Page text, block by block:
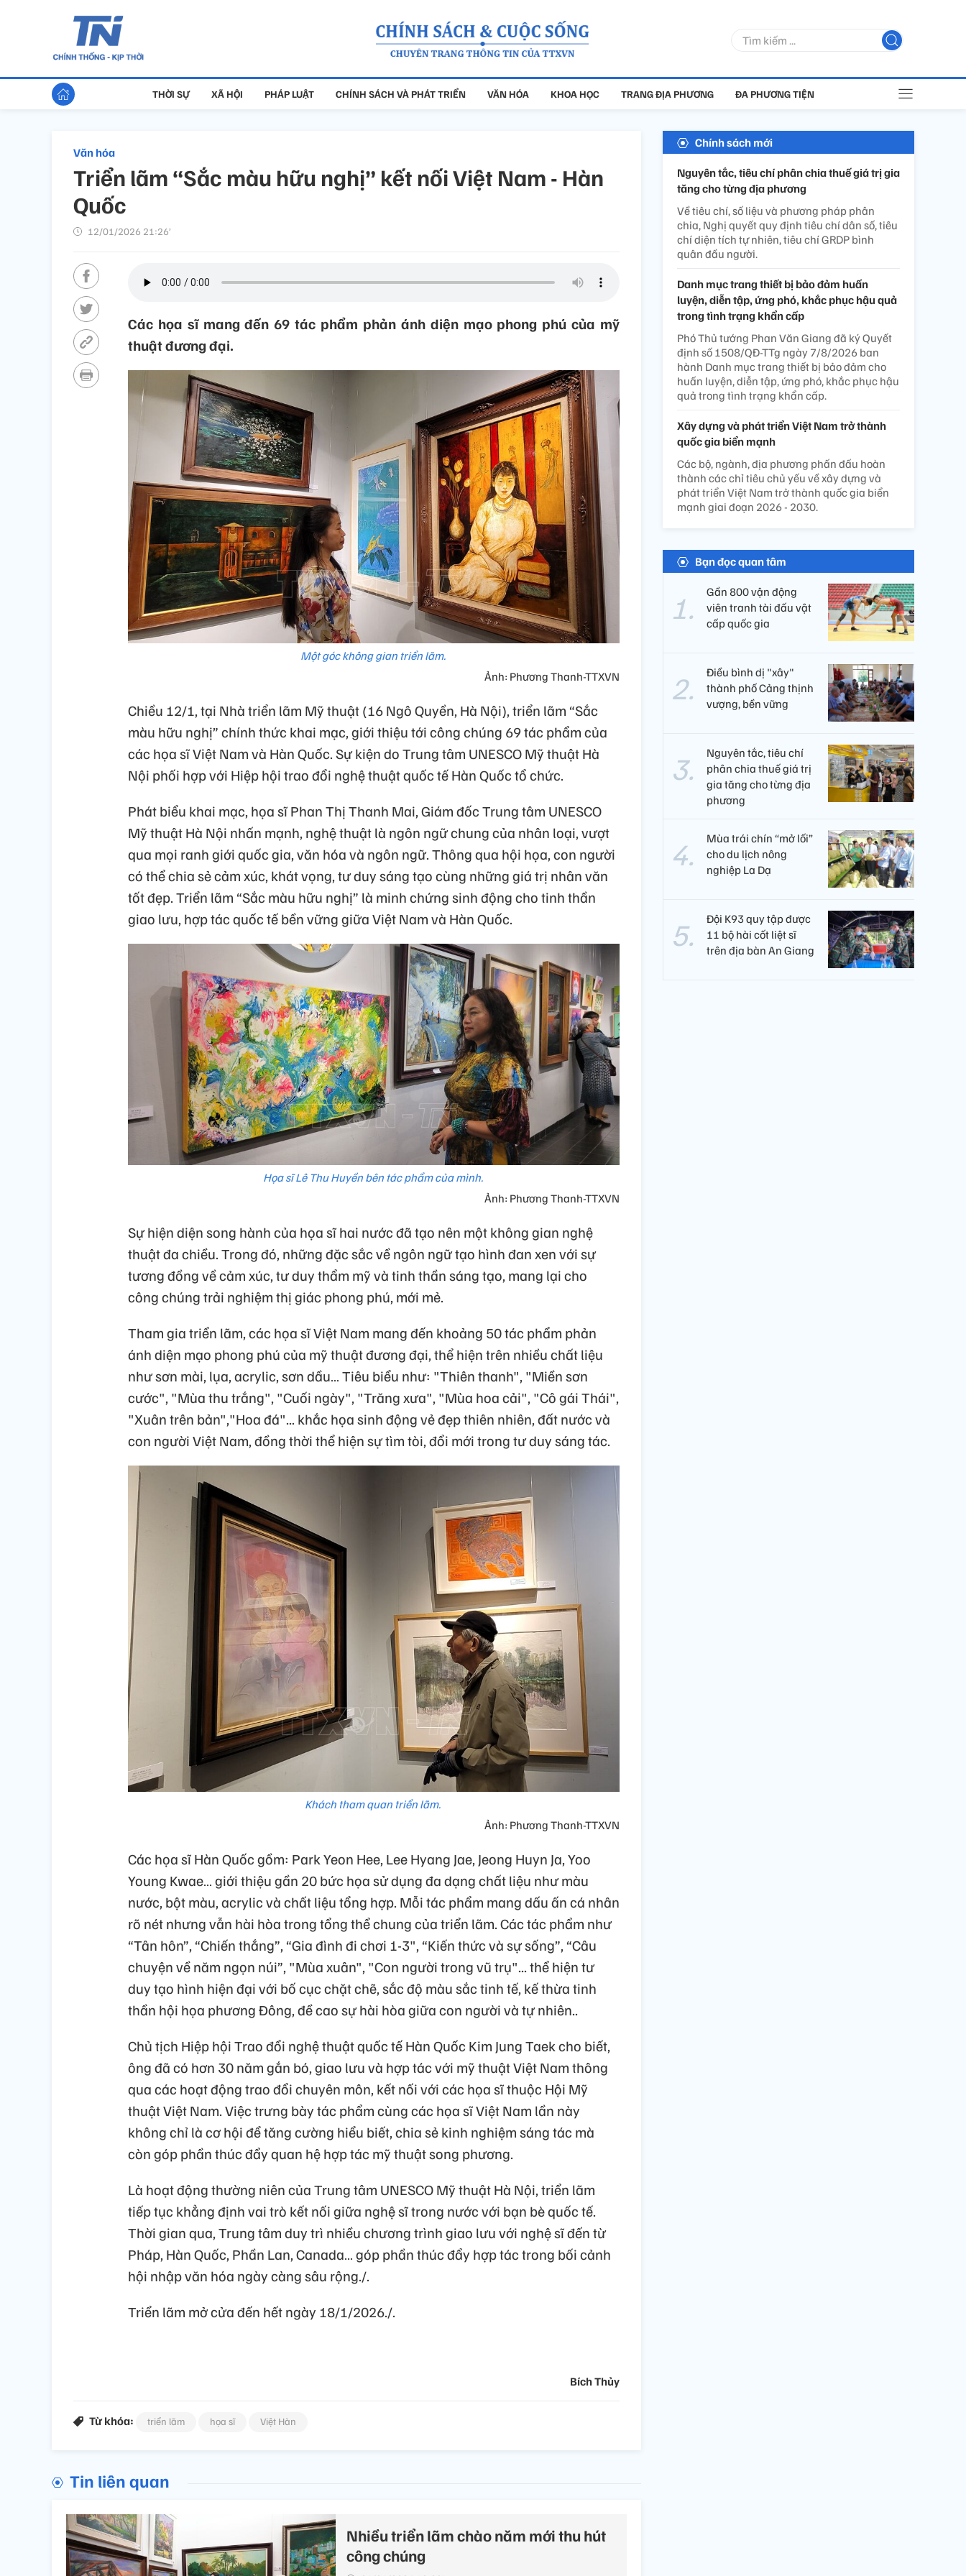
THỜI SỰ XÃ HỘI PHÁP LUẬT CHÍNH SÁCH VÀ PHÁT TRIỂN VĂN HÓA KHOA HỌC TRANG ĐỊA PHƯƠNG ĐA PHƯƠNG TIỆN
Văn hóa
Triển lãm “Sắc màu hữu nghị” kết nối Việt Nam - Hàn
Quốc
12/01/2026 21:26’
Các họa sĩ mang đến 69 tác phẩm phản ánh diện mạo phong phú của mỹ
thuật đương đại.
Một góc không gian triển lãm.
Ảnh: Phương Thanh-TTXVN
Chiều 12/1, tại Nhà triển lãm Mỹ thuật (16 Ngô Quyền, Hà Nội), triển lãm “Sắc
màu hữu nghị” chính thức khai mạc, giới thiệu tới công chúng 69 tác phẩm của
các họa sĩ Việt Nam và Hàn Quốc. Sự kiện do Trung tâm UNESCO Mỹ thuật Hà
Nội phối hợp với Hiệp hội trao đổi nghệ thuật quốc tế Hàn Quốc tổ chức.
Phát biểu khai mạc, họa sĩ Phan Thị Thanh Mai, Giám đốc Trung tâm UNESCO
Mỹ thuật Hà Nội nhấn mạnh, nghệ thuật là ngôn ngữ chung của nhân loại, vượt
qua mọi ranh giới quốc gia, văn hóa và ngôn ngữ. Thông qua hội họa, con người
có thể chia sẻ cảm xúc, khát vọng, tư duy sáng tạo cùng những giá trị nhân văn
tốt đẹp. Triển lãm “Sắc màu hữu nghị” là minh chứng sinh động cho tinh thần
giao lưu, hợp tác quốc tế bền vững giữa Việt Nam và Hàn Quốc.
Họa sĩ Lê Thu Huyền bên tác phẩm của mình.
Ảnh: Phương Thanh-TTXVN
Sự hiện diện song hành của họa sĩ hai nước đã tạo nên một không gian nghệ
thuật đa chiều. Trong đó, những đặc sắc về ngôn ngữ tạo hình đan xen với sự
tương đồng về cảm xúc, tư duy thẩm mỹ và tinh thần sáng tạo, mang lại cho
công chúng trải nghiệm thị giác phong phú, mới mẻ.
Tham gia triển lãm, các họa sĩ Việt Nam mang đến khoảng 50 tác phẩm phản
ánh diện mạo phong phú của mỹ thuật đương đại, thể hiện trên nhiều chất liệu
như sơn mài, lụa, acrylic, sơn dầu… Tiêu biểu như: "Thiên thanh", "Miền sơn
cước", "Mùa thu trắng", "Cuối ngày", "Trăng xưa", "Mùa hoa cải", "Cô gái Thái",
"Xuân trên bản","Hoa đá"... khắc họa sinh động vẻ đẹp thiên nhiên, đất nước và
con người Việt Nam, đồng thời thể hiện sự tìm tòi, đổi mới trong tư duy sáng tác.
Khách tham quan triển lãm.
Ảnh: Phương Thanh-TTXVN
Các họa sĩ Hàn Quốc gồm: Park Yeon Hee, Lee Hyang Jae, Jeong Huyn Ja, Yoo
Young Kwae… giới thiệu gần 20 bức họa sử dụng đa dạng chất liệu như màu
nước, bột màu, acrylic và chất liệu tổng hợp. Mỗi tác phẩm mang dấu ấn cá nhân
rõ nét nhưng vẫn hài hòa trong tổng thể chung của triển lãm. Các tác phẩm như
“Tân hôn”, “Chiến thắng”, “Gia đình đi chơi 1-3", “Kiến thức và sự sống”, “Câu
chuyện về năm ngọn núi”, "Mùa xuân", "Con người trong vũ trụ"... thể hiện tư
duy tạo hình hiện đại với bố cục chặt chẽ, sắc độ màu sắc tinh tế, kế thừa tinh
thần hội họa phương Đông, đề cao sự hài hòa giữa con người và tự nhiên..
Chủ tịch Hiệp hội Trao đổi nghệ thuật quốc tế Hàn Quốc Kim Jung Taek cho biết,
ông đã có hơn 30 năm gắn bó, giao lưu và hợp tác với mỹ thuật Việt Nam thông
qua các hoạt động trao đổi chuyên môn, kết nối với các họa sĩ thuộc Hội Mỹ
thuật Việt Nam. Việc trưng bày tác phẩm cùng các họa sĩ Việt Nam lần này
không chỉ là cơ hội để tăng cường hiểu biết, chia sẻ kinh nghiệm sáng tác mà
còn góp phần thúc đẩy quan hệ hợp tác mỹ thuật song phương.
Là hoạt động thường niên của Trung tâm UNESCO Mỹ thuật Hà Nội, triển lãm
tiếp tục khẳng định vai trò kết nối giữa nghệ sĩ trong nước với bạn bè quốc tế.
Thời gian qua, Trung tâm duy trì nhiều chương trình giao lưu với nghệ sĩ đến từ
Pháp, Hàn Quốc, Phần Lan, Canada… góp phần thúc đẩy hợp tác trong bối cảnh
hội nhập văn hóa ngày càng sâu rộng./.
Triển lãm mở cửa đến hết ngày 18/1/2026./.
Bích Thủy
Từ khóa: triển lãm họa sĩ Việt Hàn
Tin liên quan
Nhiều triển lãm chào năm mới thu hút
công chúng
Chính sách mới
Nguyên tắc, tiêu chí phân chia thuế giá trị gia
tăng cho từng địa phương
Về tiêu chí, số liệu và phương pháp phân
chia, Nghị quyết quy định tiêu chí dân số, tiêu
chí diện tích tự nhiên, tiêu chí GRDP bình
quân đầu người.
Danh mục trang thiết bị bảo đảm huấn
luyện, diễn tập, ứng phó, khắc phục hậu quả
trong tình trạng khẩn cấp
Phó Thủ tướng Phan Văn Giang đã ký Quyết
định số 1508/QĐ-TTg ngày 7/8/2026 ban
hành Danh mục trang thiết bị bảo đảm cho
huấn luyện, diễn tập, ứng phó, khắc phục hậu
quả trong tình trạng khẩn cấp.
Xây dựng và phát triển Việt Nam trở thành
quốc gia biển mạnh
Các bộ, ngành, địa phương phấn đấu hoàn
thành các chỉ tiêu chủ yếu về xây dựng và
phát triển Việt Nam trở thành quốc gia biển
mạnh giai đoạn 2026 - 2030.
Bạn đọc quan tâm
Gần 800 vận động
viên tranh tài đấu vật
cấp quốc gia
Điều bình dị "xây"
thành phố Cảng thịnh
vượng, bền vững
Nguyên tắc, tiêu chí
phân chia thuế giá trị
gia tăng cho từng địa
phương
Mùa trái chín “mở lối”
cho du lịch nông
nghiệp La Dạ
Đội K93 quy tập được
11 bộ hài cốt liệt sĩ
trên địa bàn An Giang